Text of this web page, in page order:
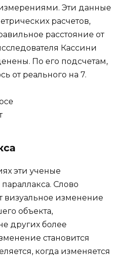
Эти данные
расчетов,
расстояние от
Кассини
По его подсчетам,
от реального на 7.
эти ученые
Слово
визуальное изменение
объекта,
других более
становится
когда изменяется